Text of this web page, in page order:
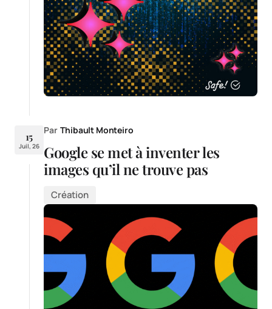
15
Juil, 26
Par Thibault Monteiro
Google se met à inventer les
images qu’il ne trouve pas
Création